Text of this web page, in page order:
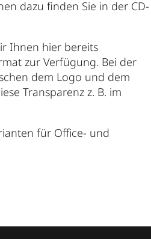
dazu finden Sie in der CD-
Ihnen hier bereits
zur Verfügung. Bei der
dem Logo und dem
Transparenz z. B. im
für Office- und